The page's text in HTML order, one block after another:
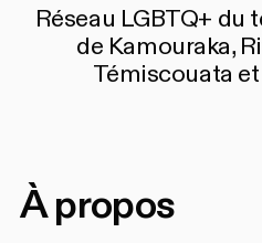
Réseau LGBTQ+ du
de Kamouraka,
Témiscouata
À propos